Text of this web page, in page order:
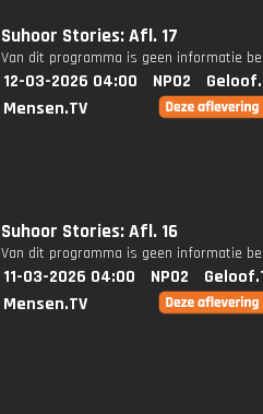
Suhoor Stories: Afl. 17
Van dit programma is geen informatie
12-03-2026 04:00 NPO2
Mensen.TV
Suhoor Stories: Afl. 16
Van dit programma is geen informatie
11-03-2026 04:00 NPO2
Mensen.TV